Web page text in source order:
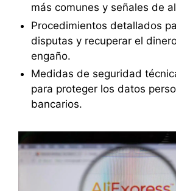
más comunes y señales de
Procedimientos detallados
disputas y recuperar el
engaño.
Medidas de seguridad
para proteger los datos
bancarios.